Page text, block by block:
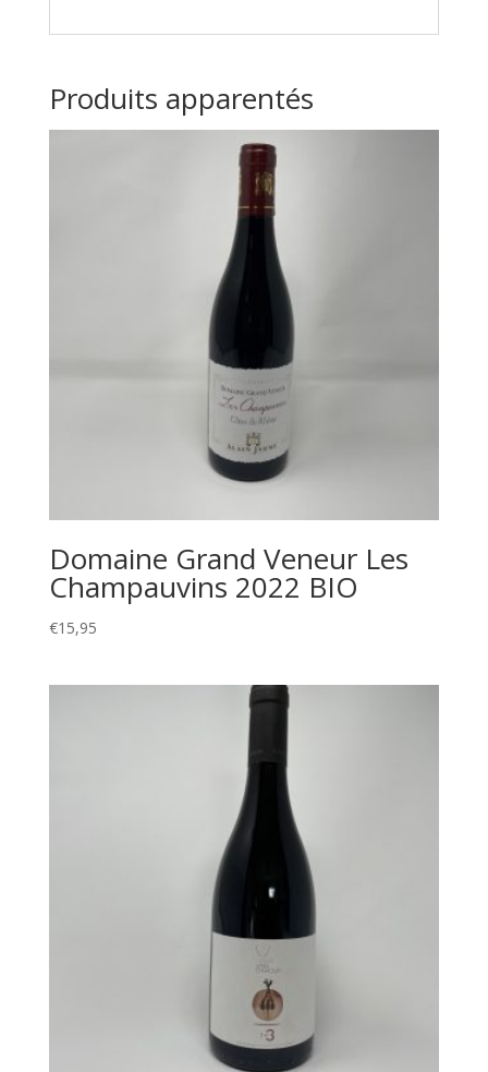
Produits apparentés
Domaine Grand Veneur Les
Champauvins 2022 BIO
€15,95